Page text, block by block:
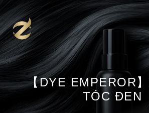
Nhảy
tới
nội
dung
【DYE EMPEROR
TÓC ĐEN